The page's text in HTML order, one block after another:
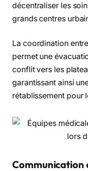
décentraliser les
grands centres
La coordination
permet une
conflit vers les
garantissant ainsi
rétablissement pour
Communication